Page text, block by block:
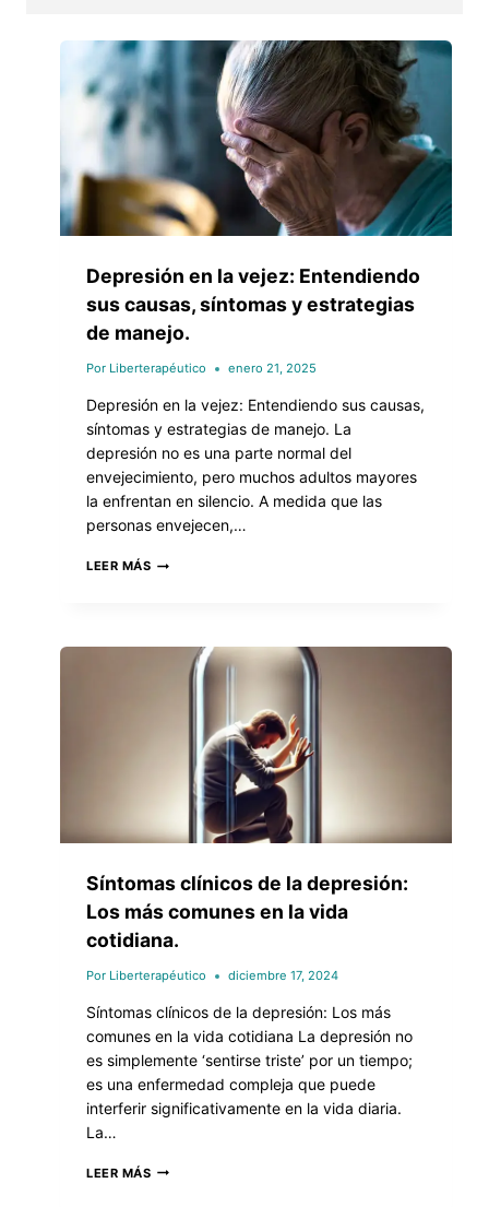
Depresión en la vejez: Entendiendo
sus causas, síntomas y estrategias
de manejo.
Por Liberterapéutico enero 21, 2025
Depresión en la vejez: Entendiendo sus causas,
síntomas y estrategias de manejo. La
depresión no es una parte normal del
envejecimiento, pero muchos adultos mayores
la enfrentan en silencio. A medida que las
personas envejecen,…
LEER MÁS
Síntomas clínicos de la depresión:
Los más comunes en la vida
cotidiana.
Por Liberterapéutico diciembre 17, 2024
Síntomas clínicos de la depresión: Los más
comunes en la vida cotidiana La depresión no
es simplemente ‘sentirse triste’ por un tiempo;
es una enfermedad compleja que puede
interferir significativamente en la vida diaria.
La…
LEER MÁS